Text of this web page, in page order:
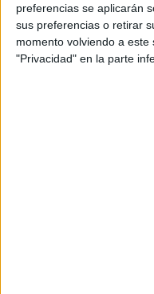
preferencias se aplicarán
sus preferencias o retirar
momento volviendo a este
"Privacidad" en la parte